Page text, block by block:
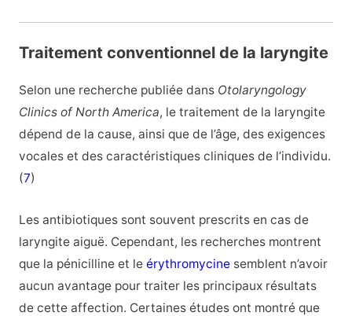
Traitement conventionnel de la laryngite
Selon une recherche publiée dans Otolaryngology
Clinics of North America, le traitement de la laryngite
dépend de la cause, ainsi que de l’âge, des exigences
vocales et des caractéristiques cliniques de l’individu.
(7)
Les antibiotiques sont souvent prescrits en cas de
laryngite aiguë. Cependant, les recherches montrent
que la pénicilline et le érythromycinesemblent n’avoir
aucun avantage pour traiter les principaux résultats
de cette affection. Certaines études ont montré que